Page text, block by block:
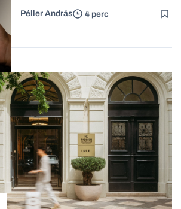
kriptoszolgáltatását az
fintech
Péller András 4 perc